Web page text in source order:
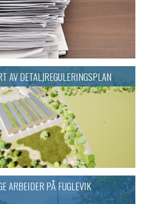
AV DETALJREGULERINGSPLAN
ARBEIDER PÅ FUGLEVIK